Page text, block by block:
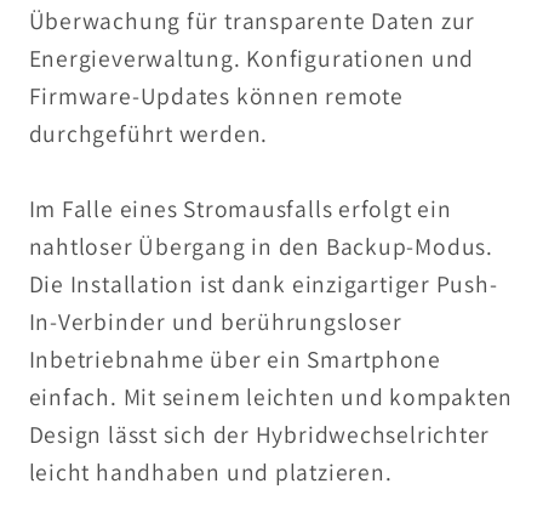
Überwachung für transparente Daten zur
Energieverwaltung. Konfigurationen und
Firmware-Updates können remote
durchgeführt werden.
Im Falle eines Stromausfalls erfolgt ein
nahtloser Übergang in den Backup-Modus.
Die Installation ist dank einzigartiger Push-
In-Verbinder und berührungsloser
Inbetriebnahme über ein Smartphone
einfach. Mit seinem leichten und kompakten
Design lässt sich der Hybridwechselrichter
leicht handhaben und platzieren.